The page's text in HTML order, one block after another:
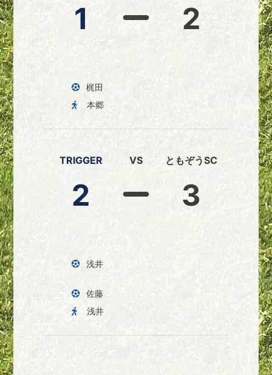
1 2
梶田
本郷
TRIGGER
2
VS ともぞうSC
3
浅井
佐藤
浅井